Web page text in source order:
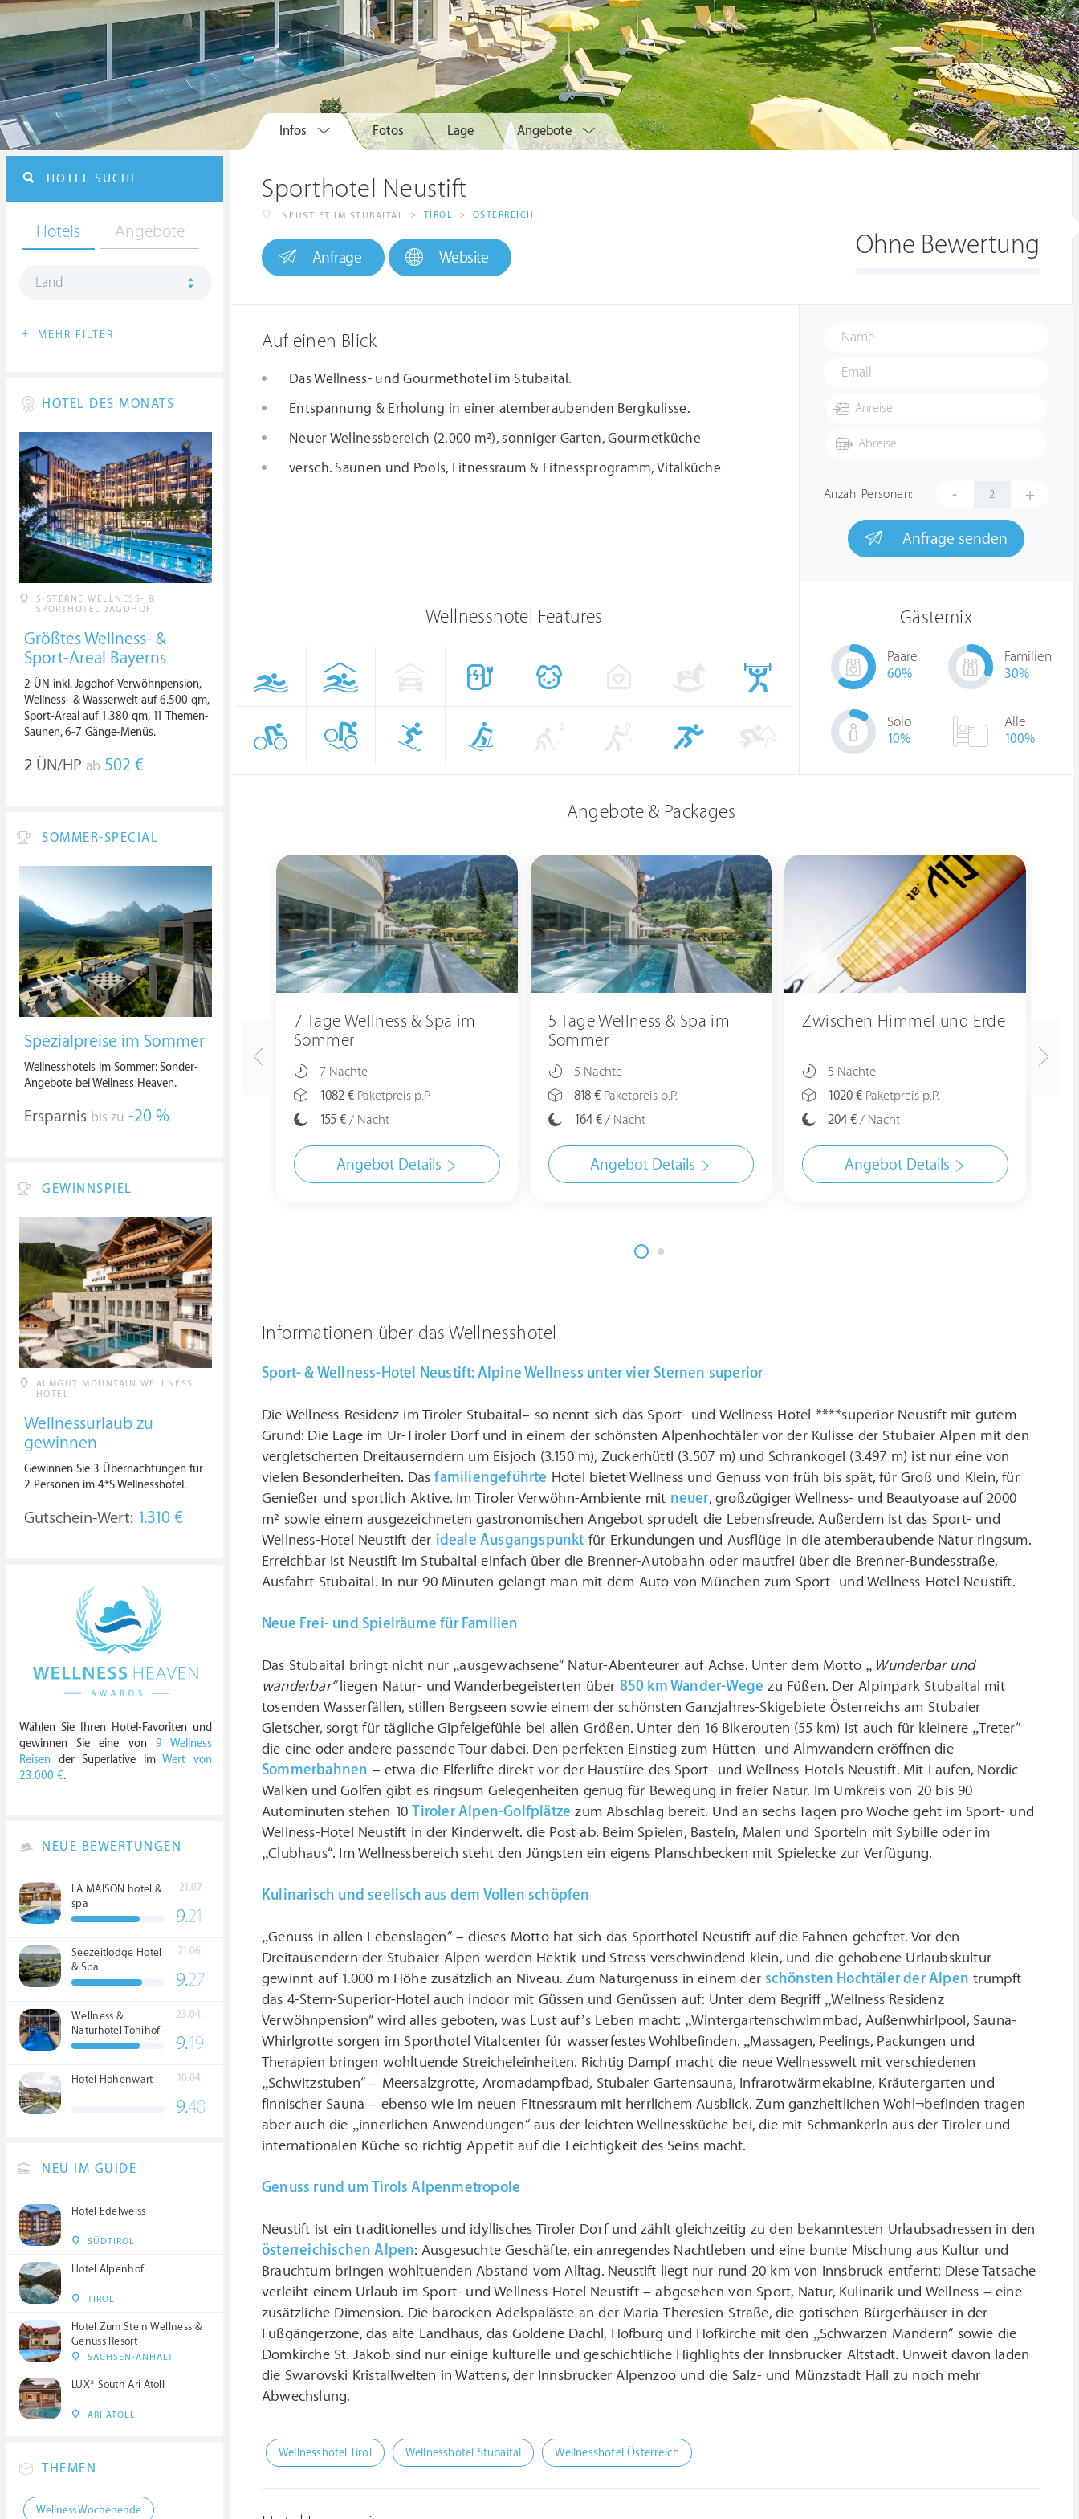
Infos Fotos Lage Angebote
Sporthotel Neustift
NEUSTIFT IM STUBAITAL > TIROL > ÖSTERREICH
Anfrage Website Ohne Bewertung
Auf einen Blick
Das Wellness- und Gourmethotel im Stubaital.
Entspannung & Erholung in einer atemberaubenden Bergkulisse.
Neuer Wellnessbereich (2.000 m²), sonniger Garten, Gourmetküche
versch. Saunen und Pools, Fitnessraum & Fitnessprogramm, Vitalküche
Anzahl Personen: - +
Anfrage senden
Wellnesshotel Features Gästemix
Paare
60%
Familien
30%
Solo
10%
Alle
100%
Angebote & Packages
7 Tage Wellness & Spa im
Sommer
7 Nächte
1082 € Paketpreis p.P.
155 € / Nacht
Angebot Details
5 Tage Wellness & Spa im
Sommer
5 Nächte
818 €Paketpreis p.P.
164 €/ Nacht
Angebot Details
Zwischen Himmel und Erde
5 Nächte
1020 € Paketpreis p.P.
204 € / Nacht
Angebot Details
Informationen über das Wellnesshotel
Sport- & Wellness-Hotel Neustift: Alpine Wellness unter vier Sternen superior
Die Wellness-Residenz im Tiroler Stubaital– so nennt sich das Sport- und Wellness-Hotel ****superior Neustift mit gutem
Grund: Die Lage im Ur-Tiroler Dorf und in einem der schönsten Alpenhochtäler vor der Kulisse der Stubaier Alpen mit den
vergletscherten Dreitauserndern um Eisjoch (3.150 m), Zuckerhüttl (3.507 m) und Schrankogel (3.497 m) ist nur eine von
vielen Besonderheiten. Dasfamiliengeführte Hotel bietet Wellness und Genuss von früh bis spät, für Groß und Klein, für
Genießer und sportlich Aktive. Im Tiroler Verwöhn-Ambiente mit neuer, großzügiger Wellness- und Beautyoase auf 2000
m² sowie einem ausgezeichneten gastronomischen Angebot sprudelt die Lebensfreude. Außerdem ist das Sport- und
Wellness-Hotel Neustift der ideale Ausgangspunkt für Erkundungen und Ausflüge in die atemberaubende Natur ringsum.
Erreichbar ist Neustift im Stubaital einfach über die Brenner-Autobahn oder mautfrei über die Brenner-Bundesstraße,
Ausfahrt Stubaital. In nur 90 Minuten gelangt man mit dem Auto von München zum Sport- und Wellness-Hotel Neustift.
Neue Frei- und Spielräume für Familien
Das Stubaital bringt nicht nur „ausgewachsene“ Natur-Abenteurer auf Achse. Unter dem Motto „Wunderbar und
wanderbar“liegen Natur- und Wanderbegeisterten über 850 km Wander-Wege zu Füßen. Der Alpinpark Stubaital mit
tosenden Wasserfällen, stillen Bergseen sowie einem der schönsten Ganzjahres-Skigebiete Österreichs am Stubaier
Gletscher, sorgt für tägliche Gipfelgefühle bei allen Größen. Unter den 16 Bikerouten (55 km) ist auch für kleinere „Treter“
die eine oder andere passende Tour dabei. Den perfekten Einstieg zum Hütten- und Almwandern eröffnen die
Sommerbahnen – etwa die Elferlifte direkt vor der Haustüre des Sport- und Wellness-Hotels Neustift. Mit Laufen, Nordic
Walken und Golfen gibt es ringsum Gelegenheiten genug für Bewegung in freier Natur. Im Umkreis von 20 bis 90
Autominuten stehen 10Tiroler Alpen-Golfplätze zum Abschlag bereit. Und an sechs Tagen pro Woche geht im Sport- und
Wellness-Hotel Neustift in der Kinderwelt. die Post ab. Beim Spielen, Basteln, Malen und Sporteln mit Sybille oder im
„Clubhaus“. Im Wellnessbereich steht den Jüngsten ein eigens Planschbecken mit Spielecke zur Verfügung.
Kulinarisch und seelisch aus dem Vollen schöpfen
„Genuss in allen Lebenslagen“ – dieses Motto hat sich das Sporthotel Neustift auf die Fahnen geheftet. Vor den
Dreitausendern der Stubaier Alpen werden Hektik und Stress verschwindend klein, und die gehobene Urlaubskultur
gewinnt auf 1.000 m Höhe zusätzlich an Niveau. Zum Naturgenuss in einem der schönsten Hochtäler der Alpen trumpft
das 4-Stern-Superior-Hotel auch indoor mit Güssen und Genüssen auf: Unter dem Begriff „Wellness Residenz
Verwöhnpension“ wird alles geboten, was Lust auf’s Leben macht: „Wintergartenschwimmbad, Außenwhirlpool, Sauna-
Whirlgrotte sorgen im Sporthotel Vitalcenter für wasserfestes Wohlbefinden. „Massagen, Peelings, Packungen und
Therapien bringen wohltuende Streicheleinheiten. Richtig Dampf macht die neue Wellnesswelt mit verschiedenen
„Schwitzstuben“ – Meersalzgrotte, Aromadampfbad, Stubaier Gartensauna, Infrarotwärmekabine, Kräutergarten und
finnischer Sauna – ebenso wie im neuen Fitnessraum mit herrlichem Ausblick. Zum ganzheitlichen Wohl¬befinden tragen
aber auch die „innerlichen Anwendungen“ aus der leichten Wellnessküche bei, die mit Schmankerln aus der Tiroler und
internationalen Küche so richtig Appetit auf die Leichtigkeit des Seins macht.
Genuss rund um Tirols Alpenmetropole
Neustift ist ein traditionelles und idyllisches Tiroler Dorf und zählt gleichzeitig zu den bekanntesten Urlaubsadressen in den
österreichischen Alpen: Ausgesuchte Geschäfte, ein anregendes Nachtleben und eine bunte Mischung aus Kultur und
Brauchtum bringen wohltuenden Abstand vom Alltag. Neustift liegt nur rund 20 km von Innsbruck entfernt: Diese Tatsache
verleiht einem Urlaub im Sport- und Wellness-Hotel Neustift – abgesehen von Sport, Natur, Kulinarik und Wellness – eine
zusätzliche Dimension. Die barocken Adelspaläste an der Maria-Theresien-Straße, die gotischen Bürgerhäuser in der
Fußgängerzone, das alte Landhaus, das Goldene Dachl, Hofburg und Hofkirche mit den „Schwarzen Mandern“ sowie die
Domkirche St. Jakob sind nur einige kulturelle und geschichtliche Highlights der Innsbrucker Altstadt. Unweit davon laden
die Swarovski Kristallwelten in Wattens, der Innsbrucker Alpenzoo und die Salz- und Münzstadt Hall zu noch mehr
Abwechslung.
Wellnesshotel Tirol Wellnesshotel Stubaital Wellnesshotel Österreich
HOTEL SUCHE
Hotels Angebote
Land
+ MEHR FILTER
HOTEL DES MONATS
5-STERNE WELLNESS- &
SPORTHOTEL JAGDHOF
Größtes Wellness- &
Sport-Areal Bayerns
2 ÜN inkl. Jagdhof-Verwöhnpension,
Wellness- & Wasserwelt auf 6.500 qm,
Sport-Areal auf 1.380 qm, 11 Themen-
Saunen, 6-7 Gänge-Menüs.
2 ÜN/HP ab 502 €
SOMMER-SPECIAL
Spezialpreise im Sommer
Wellnesshotels im Sommer: Sonder-
Angebote bei Wellness Heaven.
Ersparnis bis zu -20 %
GEWINNSPIEL
ALMGUT MOUNTAIN WELLNESS
HOTEL
Wellnessurlaub zu
gewinnen
Gewinnen Sie 3 Übernachtungen für
2 Personen im 4*S Wellnesshotel.
Gutschein-Wert: 1.310 €
Wählen Sie Ihren Hotel-Favoriten und
gewinnen Sie eine von 9 Wellness
Reisen der Superlative imWert von
23.000 €.
NEUE BEWERTUNGEN
LA MAISON hotel &
spa
21.07.
9.21
Seezeitlodge Hotel
& Spa
21.06.
9.27
Wellness &
Naturhotel Tonihof
****S
23.04.
9.19
Hotel Hohenwart 10.04.
9.48
NEU IM GUIDE
Hotel Edelweiss
SÜDTIROL
Hotel Alpenhof
TIROL
Hotel Zum Stein Wellness &
Genuss Resort
SACHSEN-ANHALT
LUX* South Ari Atoll
ARI ATOLL
THEMEN
Wellness Wochenende